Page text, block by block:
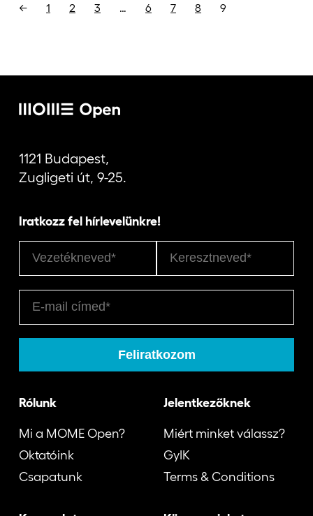
← 1 2 3 6 7 8 9
1121 Budapest,
Zugligeti út, 9-25.
Iratkozz fel hírlevelünkre!
Rólunk
Mi a MOME Open?
Oktatóink
Csapatunk
Jelentkezőknek
Miért minket válassz?
GyIK
Terms & Conditions